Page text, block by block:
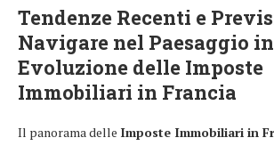
Tendenze Recenti e
Navigare nel Paesaggio in
Evoluzione delle Imposte
Immobiliari in Francia
Il panorama delle Imposte Immobiliari in